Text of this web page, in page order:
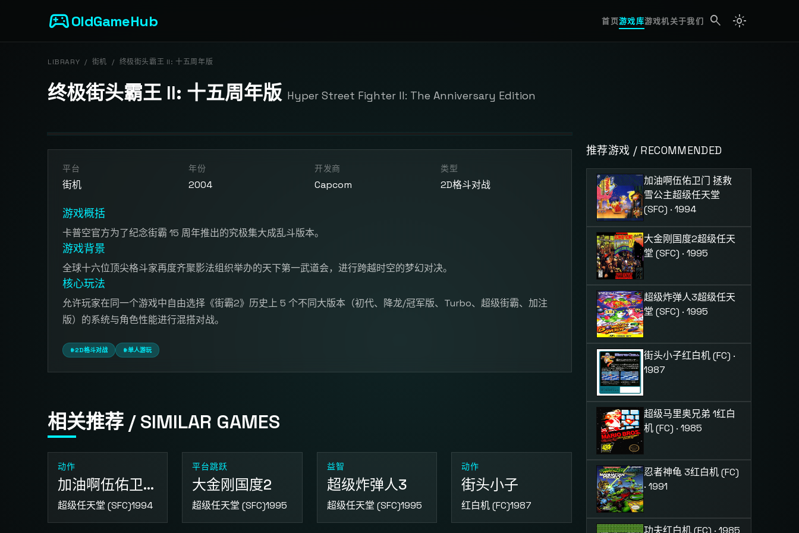
sports_esportsOldGameHub 首页游戏库游戏机关于我们 search light_mode
LIBRARY / 街机 / 终极街头霸王 II: 十五周年版
终极街头霸王 II: 十五周年版 Hyper Street Fighter II: The Anniversary Edition
开始游戏
点击按钮加载游戏模拟器
平台
街机
年份
2004
开发商
Capcom
类型
2D格斗对战
游戏概括
卡普空官方为了纪念街霸 15 周年推出的究极集大成乱斗版本。
游戏背景
全球十六位顶尖格斗家再度齐聚影法组织举办的天下第一武道会，进行跨越时空的梦幻对决。
核心玩法
允许玩家在同一个游戏中自由选择《街霸2》历史上 5 个不同大版本（初代、降龙/冠军版、Turbo、超级街霸、加注
版）的系统与角色性能进行混搭对战。
#2D格斗对战 #单人游玩
相关推荐 / SIMILAR GAMES
动作
加油啊伍佑卫门 拯救雪公主
超级任天堂 (SFC)1994
平台跳跃
大金刚国度2
超级任天堂 (SFC)1995
益智
超级炸弹人3
超级任天堂 (SFC)1995
动作
街头小子
红白机 (FC)1987
推荐游戏 / RECOMMENDED
加油啊伍佑卫门 拯救
雪公主超级任天堂
(SFC) · 1994
大金刚国度2超级任天
堂 (SFC) · 1995
超级炸弹人3超级任天
堂 (SFC) · 1995
街头小子红白机 (FC) ·
1987
超级马里奥兄弟 1红白
机 (FC) · 1985
忍者神龟 3红白机 (FC)
· 1991
功夫红白机 (FC) · 1985